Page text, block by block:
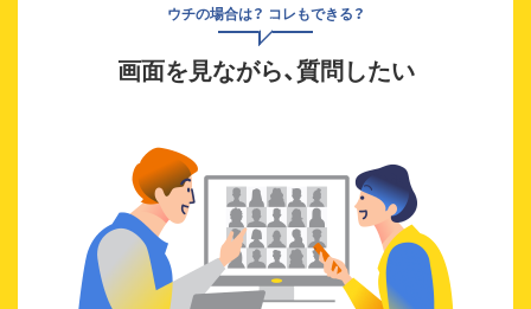
ウチの場合は？ コレもできる？
画面を見ながら、質問したい